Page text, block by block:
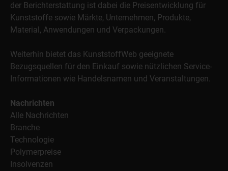
der Berichterstattung ist dabei die Preisentwicklung für
Kunststoffe sowie Märkte, Unternehmen, Produkte,
Material, Anwendungen und Verpackungen.
Weiterhin bietet das KunststoffWeb geeignete
Bezugsquellen für den Einkauf sowie nützlichen Service-
Informationen wie Handelsnamen und Veranstaltungen.
Nachrichten
Alle Nachrichten
Branche
Technologie
Polymerpreise
Insolvenzen